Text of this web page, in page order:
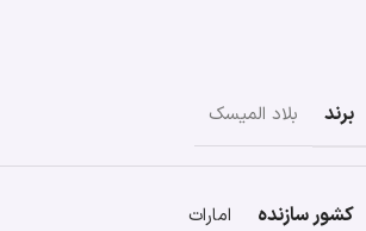
برند بلاد المیسک
کشور سازنده امارات